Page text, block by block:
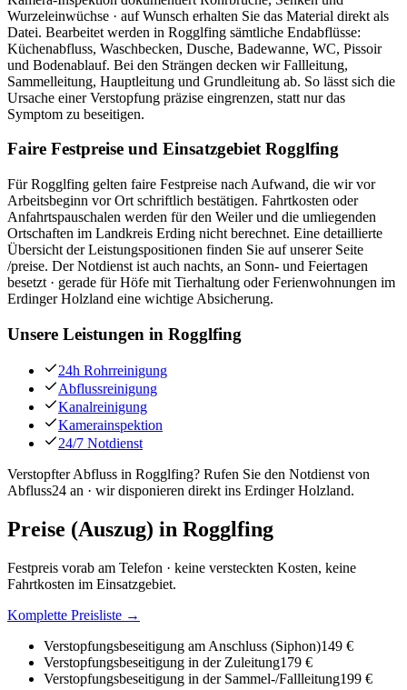
Wurzeleinwüchse · auf Wunsch erhalten Sie das Material direkt als
Datei. Bearbeitet werden in Rogglfing sämtliche Endabflüsse:
Küchenabfluss, Waschbecken, Dusche, Badewanne, WC, Pissoir
und Bodenablauf. Bei den Strängen decken wir Fallleitung,
Sammelleitung, Hauptleitung und Grundleitung ab. So lässt sich die
Ursache einer Verstopfung präzise eingrenzen, statt nur das
Symptom zu beseitigen.
Faire Festpreise und Einsatzgebiet Rogglfing
Für Rogglfing gelten faire Festpreise nach Aufwand, die wir vor
Arbeitsbeginn vor Ort schriftlich bestätigen. Fahrtkosten oder
Anfahrtspauschalen werden für den Weiler und die umliegenden
Ortschaften im Landkreis Erding nicht berechnet. Eine detaillierte
Übersicht der Leistungspositionen finden Sie auf unserer Seite
/preise. Der Notdienst ist auch nachts, an Sonn- und Feiertagen
besetzt · gerade für Höfe mit Tierhaltung oder Ferienwohnungen im
Erdinger Holzland eine wichtige Absicherung.
Unsere Leistungen in Rogglfing
24h Rohrreinigung
Abflussreinigung
Kanalreinigung
Kamerainspektion
24/7 Notdienst
Verstopfter Abfluss in Rogglfing? Rufen Sie den Notdienst von
Abfluss24 an · wir disponieren direkt ins Erdinger Holzland.
Preise (Auszug) in Rogglfing
Festpreis vorab am Telefon · keine versteckten Kosten, keine
Fahrtkosten im Einsatzgebiet.
Komplette Preisliste →
Verstopfungsbeseitigung am Anschluss (Siphon)149 €
Verstopfungsbeseitigung in der Zuleitung179 €
Verstopfungsbeseitigung in der Sammel-/Fallleitung199 €